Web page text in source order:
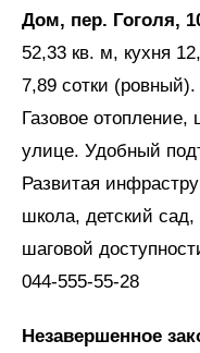
Дом, пер. Гоголя,
52,33 кв. м, кухня
7,89 сотки
Газовое отопление,
улице. Удобный
Развитая
школа, детский
шаговой
044-555-55-28
Незавершенное